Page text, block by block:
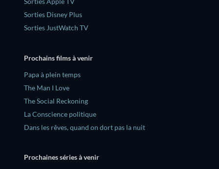
Sorties Disney Plus
Sorties JustWatch TV
Prochains films à venir
‎Papa à plein temps
The Man I Love
The Social Reckoning
La Conscience politique
Dans les rêves, quand on dort pas la nuit
Prochaines séries à venir